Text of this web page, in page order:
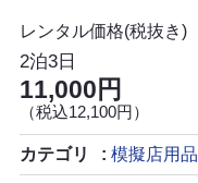
レンタル価格(税抜き)
2泊3日
11,000円
（税込12,100円）
カテゴリ 模擬店用品